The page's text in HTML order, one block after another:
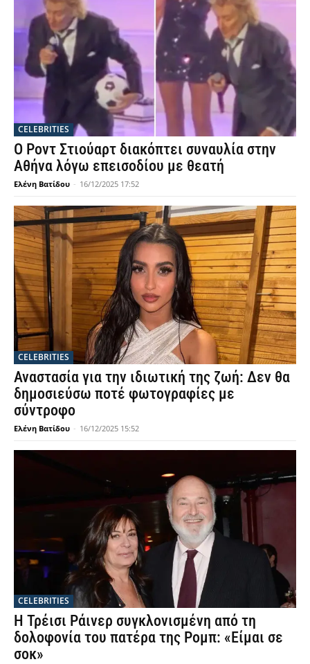
CELEBRITIES
Ο Ροντ Στιούαρτ διακόπτει συναυλία στην
Αθήνα λόγω επεισοδίου με θεατή
Ελένη Βατίδου - 16/12/2025 17:52
CELEBRITIES
Αναστασία για την ιδιωτική της ζωή: Δεν θα
δημοσιεύσω ποτέ φωτογραφίες με
σύντροφο
Ελένη Βατίδου - 16/12/2025 15:52
CELEBRITIES
Η Τρέισι Ράινερ συγκλονισμένη από τη
δολοφονία του πατέρα της Ρομπ: «Είμαι σε
σοκ»